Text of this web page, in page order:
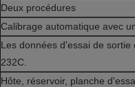
Deux procédures
Calibrage automatique avec
Les données d'essai de
232C.
Hôte, réservoir, planche